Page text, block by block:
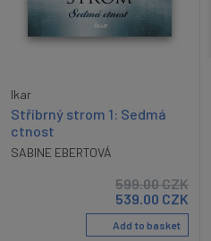
Ikar
Stříbrný strom 1: Sedmá
ctnost
SABINE EBERTOVÁ
599.00CZK
539.00 CZK
Add to basket